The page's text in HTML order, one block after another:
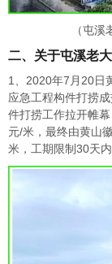
（屯
二、关于屯溪老
1、2020年7月20日
应急工程构件打捞
件打捞工作拉开帷
元/米，最终由黄山
米，工期限制30天内